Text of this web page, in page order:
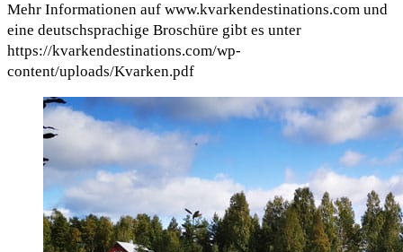
Mehr Informationen auf www.kvarkendestinations.com und
eine deutschsprachige Broschüre gibt es unter
https://kvarkendestinations.com/wp-
content/uploads/Kvarken.pdf